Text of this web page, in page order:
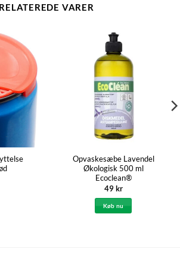
RELATEREDE VARER
Opvaskesæbe Lavendel
Økologisk 500 ml
Ecoclean®
49kr
Køb nu